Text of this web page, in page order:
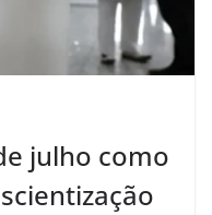
julho como